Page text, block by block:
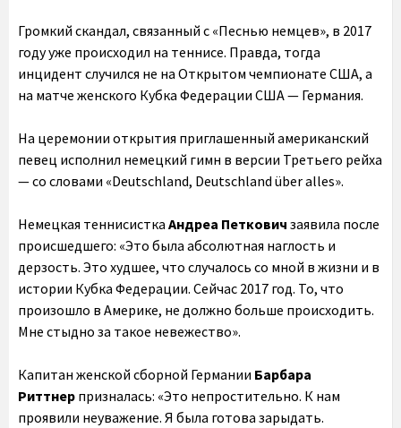
Громкий скандал, связанный с «Песнью немцев», в 2017
году уже происходил на теннисе. Правда, тогда
инцидент случился не на Открытом чемпионате США, а
на матче женского Кубка Федерации США — Германия.
На церемонии открытия приглашенный американский
певец исполнил немецкий гимн в версии Третьего рейха
— со словами «Deutschland, Deutschland über alles».
Немецкая теннисистка Андреа Петкович заявила после
происшедшего: «Это была абсолютная наглость и
дерзость. Это худшее, что случалось со мной в жизни и в
истории Кубка Федерации. Сейчас 2017 год. То, что
произошло в Америке, не должно больше происходить.
Мне стыдно за такое невежество».
Капитан женской сборной Германии Барбара
Риттнер призналась: «Это непростительно. К нам
проявили неуважение. Я была готова зарыдать.